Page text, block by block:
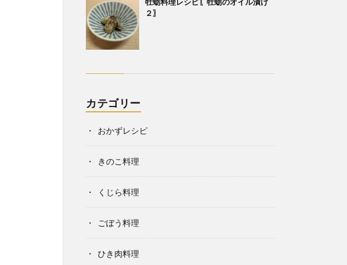
２〗
カテゴリー
おかずレシピ
きのこ料理
くじら料理
ごぼう料理
ひき肉料理